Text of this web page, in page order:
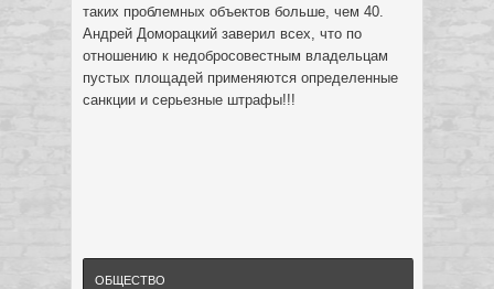
таких проблемных объектов больше, чем 40.
Андрей Доморацкий заверил всех, что по
отношению к недобросовестным владельцам
пустых площадей применяются определенные
санкции и серьезные штрафы!!!
ОБЩЕСТВО